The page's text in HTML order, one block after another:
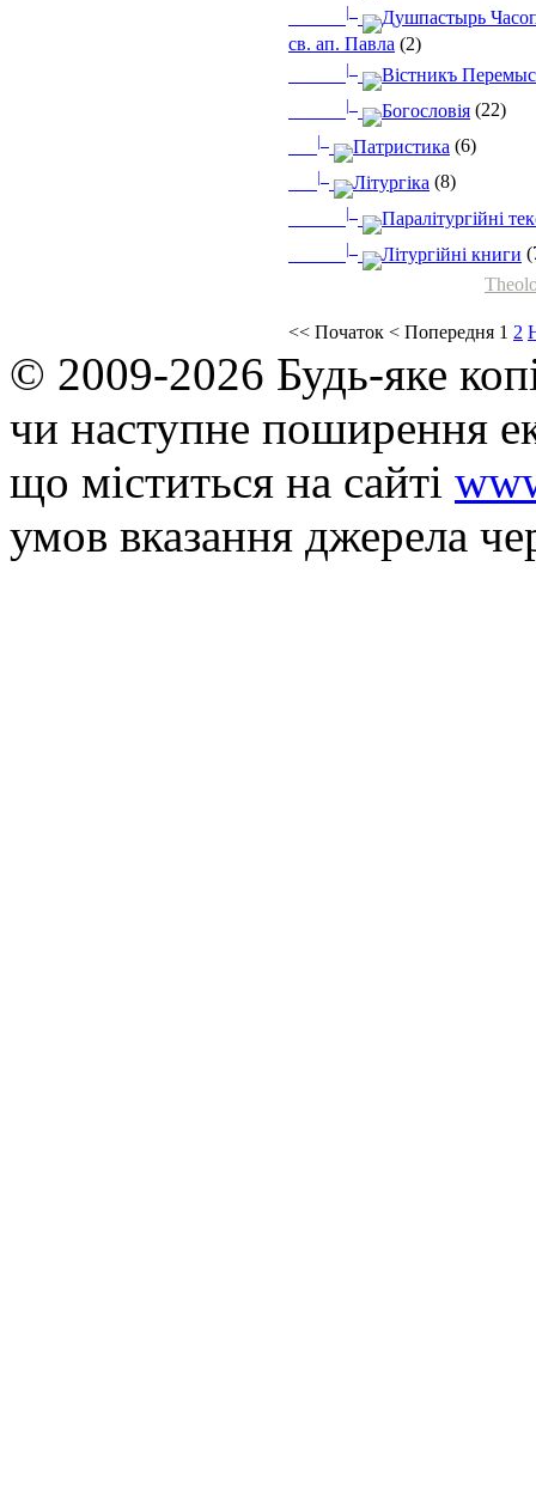
<< Початок < Попередня 1 2
|_
Душпастырь
св. ап. Павла (2)
|_ Вістникъ
|_ Богословія (22)
|_ Патристика (6)
|_ Літургіка (8)
|_ Паралітургійні
|_ Літургійні книги
© 2009-2026 Будь-яке
чи наступне поширення
що мiститься на сайті
умов вказання джерела